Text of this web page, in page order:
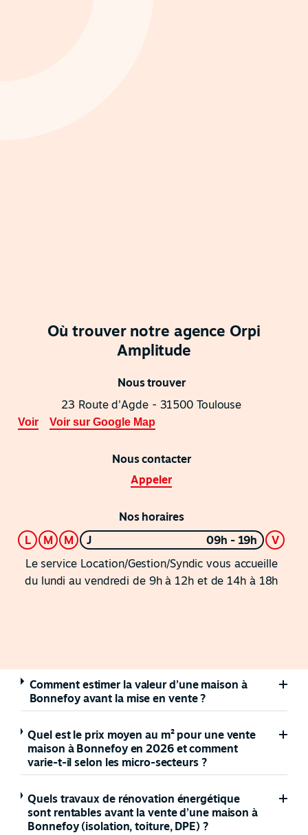
Où trouver notre agence Orpi
Amplitude
Nous trouver
23 Route d'Agde - 31500 Toulouse
Voir Voir sur Google Map
Nous contacter
Appeler
Nos horaires
L
M M J 09h - 19h
V
Le service Location/Gestion/Syndic vous accueille
du lundi au vendredi de 9h à 12h et de 14h à 18h
Comment estimer la valeur d’une maison à
Bonnefoy avant la mise en vente ?
Quel est le prix moyen au m² pour une vente
maison à Bonnefoy en 2026 et comment
varie-t-il selon les micro-secteurs ?
Quels travaux de rénovation énergétique
sont rentables avant la vente d’une maison à
Bonnefoy (isolation, toiture, DPE) ?